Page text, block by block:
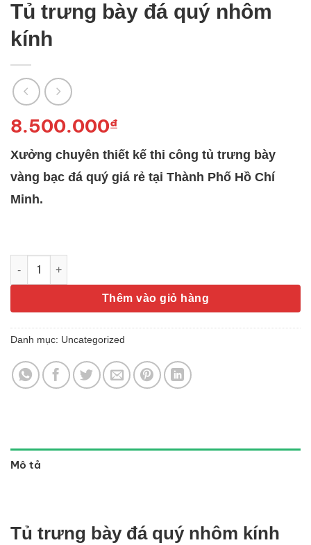
Tủ trưng bày đá quý nhôm
kính
8.500.000₫
Xưởng chuyên thiết kế thi công tủ trưng bày
vàng bạc đá quý giá rẻ tại Thành Phố Hồ Chí
Minh.
Tủ trưng bày đá quý nhôm kính số lượng
Thêm vào giỏ hàng
Danh mục: Uncategorized
Mô tả
Tủ trưng bày đá quý nhôm kính